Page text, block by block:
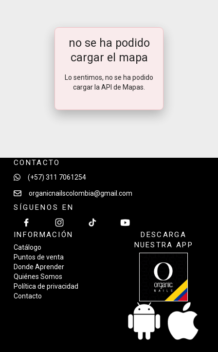
no se ha podido
cargar el mapa
Lo sentimos, no se ha podido
cargar la API de Mapas.
CONTACTO
(+57) 311 7061254
organicnailscolombia@gmail.com
SÍGUENOS EN
INFORMACIÓN
Catálogo
Puntos de venta
Donde Aprender
Quiénes Somos
Política de privacidad
Contacto
DESCARGA
NUESTRA APP